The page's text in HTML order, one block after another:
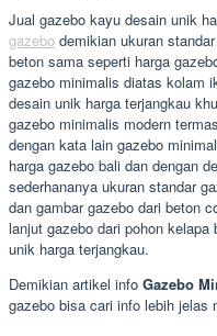
Jual gazebo kayu desain unik
gazebo demikian ukuran
beton sama seperti harga
gazebo minimalis diatas kolam
desain unik harga terjangkau
gazebo minimalis modern
dengan kata lain gazebo
harga gazebo bali dan dengan
sederhananya ukuran standar
dan gambar gazebo dari beton
lanjut gazebo dari pohon
unik harga terjangkau.
Demikian artikel info Gazebo
gazebo bisa cari info lebih jelas